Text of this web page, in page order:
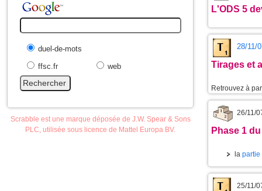
duel-de-mots
ffsc.fr
web
Scrabble est une marque déposée de J.W. Spear & Sons
PLC, utilisée sous licence de Mattel Europa BV.
L'ODS 5
28/11/
Tirages et
Retrouvez à
26/11/
Phase 1
la partie
25/11/